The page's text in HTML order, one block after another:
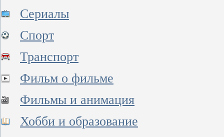
Сериалы
Спорт
Транспорт
Фильм о фильме
Фильмы и анимация
Хобби и образование